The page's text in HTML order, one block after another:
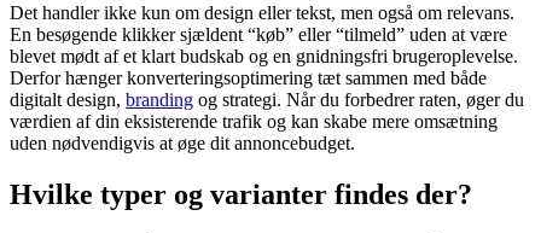
Det handler ikke kun om design eller tekst, men også om relevans.
En besøgende klikker sjældent “køb” eller “tilmeld” uden at være
blevet mødt af et klart budskab og en gnidningsfri brugeroplevelse.
Derfor hænger konverteringsoptimering tæt sammen med både
digitalt design, branding og strategi. Når du forbedrer raten, øger du
værdien af din eksisterende trafik og kan skabe mere omsætning
uden nødvendigvis at øge dit annoncebudget.
Hvilke typer og varianter findes der?